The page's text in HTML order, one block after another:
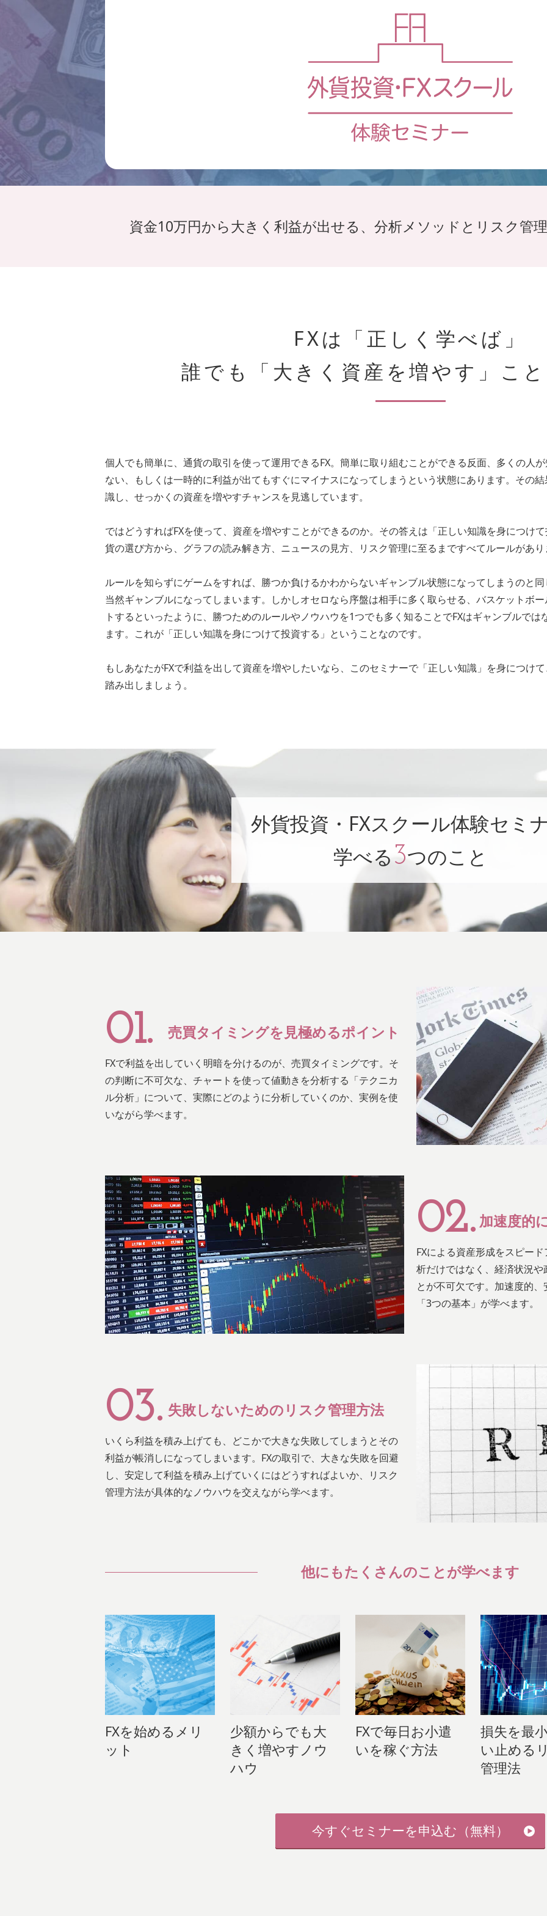
資金10万円から大きく利益が出せる、 分析メソッドとリスク管
FXは「正しく学べば」
誰でも「大きく資産を増やす」 こ
個人でも簡単に、通貨の取引を使って運用できるFX。簡単に取り組むことができる反面、多くの人
ない、もしくは一時的に利益が出てもすぐにマイナスになってしまうという状態にあります。その
識し、せっかくの資産を増やすチャンスを見逃しています。
ではどうすればFXを使って、資産を増やすことができるのか。その答えは「正しい知識を身につけ
貨の選び方から、グラフの読み解き方、ニュースの見方、リスク管理に至るまですべてルールがあ
ルールを知らずにゲームをすれば、勝つか負けるかわからないギャンブル状態になってしまうのと
当然ギャンブルになってしまいます。しかしオセロなら序盤は相手に多く取らせる、バスケットボ
トするといったように、勝つためのルールやノウハウを1つでも多く知ることでFXはギャンブルで
ます。これが「正しい知識を身につけて投資する」ということなのです。
もしあなたがFXで利益を出して資産を増やしたいなら、このセミナーで「正しい知識」を身につけ
踏み出しましょう。
外貨投資・FXスクール体験セミ
学べる3つのこと
01. 売買タイミングを見極めるポイント
FXで利益を出していく明暗を分けるのが、売買タイミングです。そ
の判断に不可欠な、チャートを使って値動きを分析する「テクニカ
ル分析」について、実際にどのように分析していくのか、実例を使
いながら学べます。
02. 加速度的
FXによる資産形成をスピー
析だけではなく、経済状況
とが不可欠です。加速度的
「3つの基本」が学べます。
03. 失敗しないためのリスク管理方法
いくら利益を積み上げても、どこかで大きな失敗してしまうとその
利益が帳消しになってしまいます。FXの取引で、大きな失敗を回避
し、安定して利益を積み上げていくにはどうすればよいか、リスク
管理方法が具体的なノウハウを交えながら学べます。
他にもたくさんのことが学べます
FXを始めるメリ
ット
少額からでも大
きく増やすノウ
ハウ
FXで毎日お小遣
いを稼ぐ方法
損失を最
い止める
管理法
今すぐセミナーを申込む（無料）